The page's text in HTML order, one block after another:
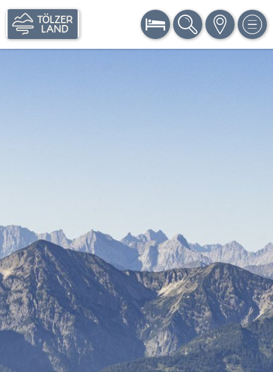
BUCHEN SUCHE KARTE MENÜ